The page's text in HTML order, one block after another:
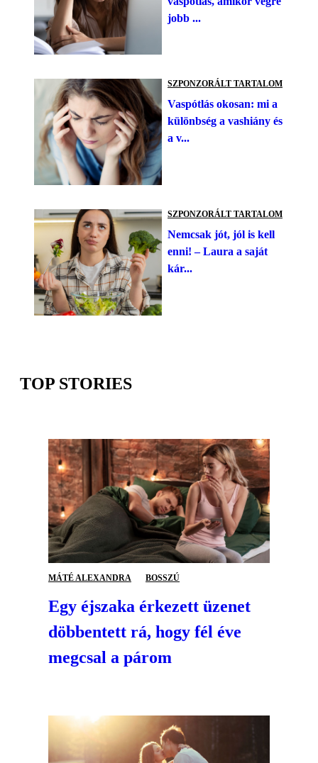
jobb ...
SZPONZORÁLT TARTALOM
Vaspótlás okosan: mi a
különbség a vashiány és
a v...
SZPONZORÁLT TARTALOM
Nemcsak jót, jól is kell
enni! – Laura a saját
kár...
TOP STORIES
MÁTÉ ALEXANDRA BOSSZÚ
Egy éjszaka érkezett üzenet
döbbentett rá, hogy fél éve
megcsal a párom